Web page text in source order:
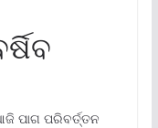
ପାଗ ପରିବର୍ତ୍ତନ